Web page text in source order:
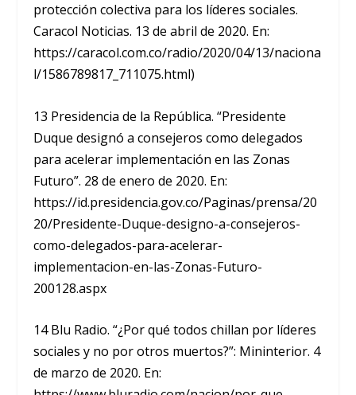
protección colectiva para los líderes sociales.
Caracol Noticias. 13 de abril de 2020. En:
https://caracol.com.co/radio/2020/04/13/naciona
l/1586789817_711075.html)
13 Presidencia de la República. “Presidente
Duque designó a consejeros como delegados
para acelerar implementación en las Zonas
Futuro”. 28 de enero de 2020. En:
https://id.presidencia.gov.co/Paginas/prensa/20
20/Presidente-Duque-designo-a-consejeros-
como-delegados-para-acelerar-
implementacion-en-las-Zonas-Futuro-
200128.aspx
14 Blu Radio. “¿Por qué todos chillan por líderes
sociales y no por otros muertos?”: Mininterior. 4
de marzo de 2020. En: